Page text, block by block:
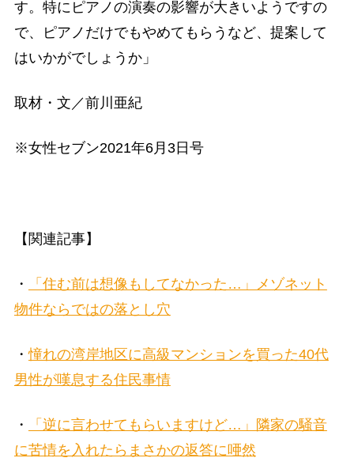
す。特にピアノの演奏の影響が大きいようですの
で、ピアノだけでもやめてもらうなど、提案して
はいかがでしょうか」
取材・文／前川亜紀
※女性セブン2021年6月3日号
【関連記事】
・
「住む前は想像もしてなかった…」メゾネット
物件ならではの落とし穴
・憧れの湾岸地区に高級マンションを買った40代
男性が嘆息する住民事情
・
「逆に言わせてもらいますけど…」隣家の騒音
に苦情を入れたらまさかの返答に唖然